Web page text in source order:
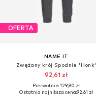
OFERTA
NAME IT
Zwężany krój Spodnie 'Honk'
92,61 zł
Pierwotnie: 129,90 zł
Ostatnia najniższa cena:92,61 zł